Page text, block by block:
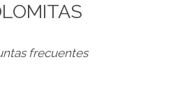
frecuentes